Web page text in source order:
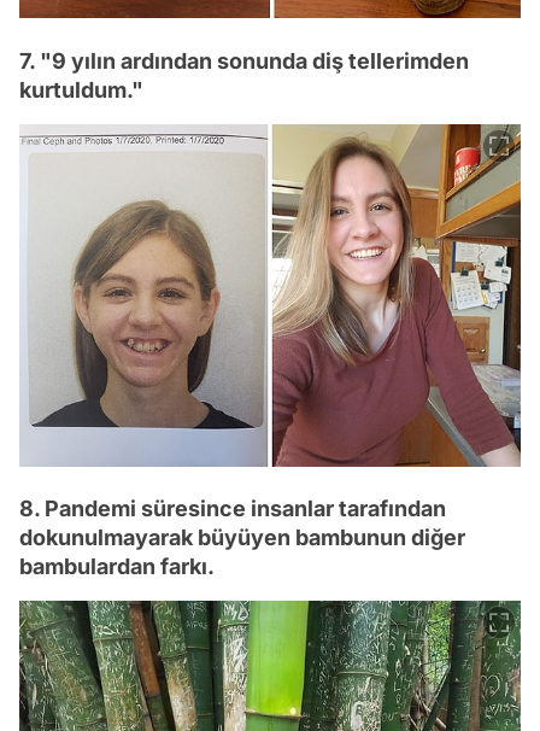
7. "9 yılın ardından sonunda diş tellerimden
kurtuldum."
8. Pandemi süresince insanlar tarafından
dokunulmayarak büyüyen bambunun diğer
bambulardan farkı.